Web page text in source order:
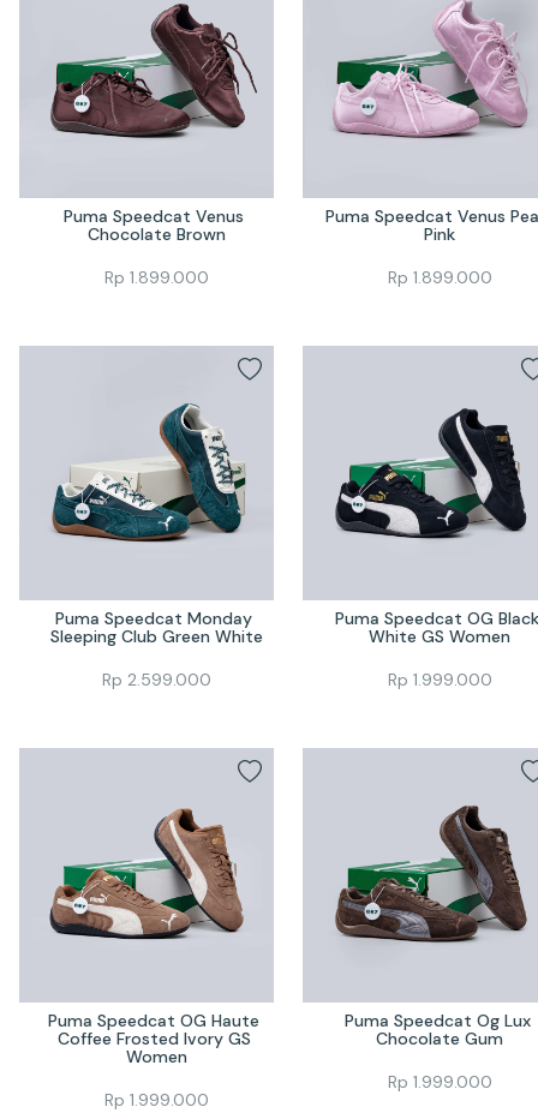
Puma Speedcat Venus
Chocolate Brown
Rp 1.899.000
Puma Speedcat Venus
Pink
Rp 1.899.000
Puma Speedcat Monday
Sleeping Club Green White
Rp 2.599.000
Puma Speedcat OG Black
White GS Women
Rp 1.999.000
Puma Speedcat OG Haute
Coffee Frosted Ivory GS
Women
Rp 1.999.000
Puma Speedcat Og Lux
Chocolate Gum
Rp 1.999.000